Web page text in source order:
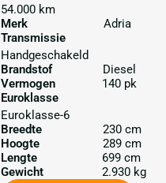
54.000 km
Merk
Adria
Transmissie
Handgeschakeld
Brandstof
Diesel
Vermogen
140 pk
Euroklasse
Euroklasse-6
Breedte
230 cm
Hoogte
289 cm
Lengte
699 cm
Gewicht
2.930 kg